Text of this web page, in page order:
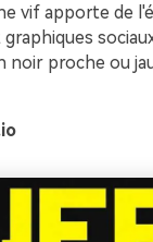
vif apporte de
noir proche ou